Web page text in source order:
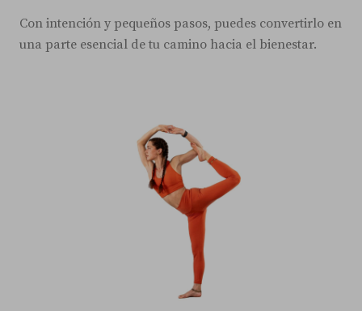
Con intención y pequeños pasos, puedes convertirlo en
una parte esencial de tu camino hacia el bienestar.